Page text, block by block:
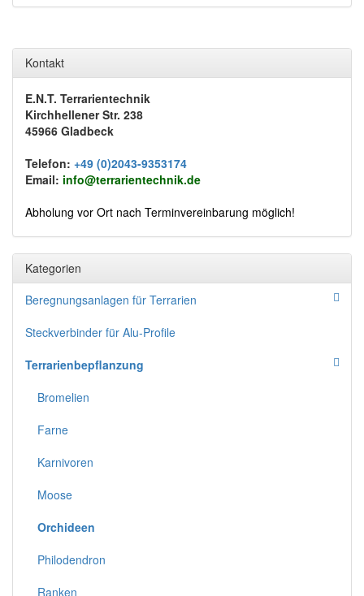
Kontakt
E.N.T. Terrarientechnik
Kirchhellener Str. 238
45966 Gladbeck
Telefon: +49 (0)2043-9353174
Email: info@terrarientechnik.de
Abholung vor Ort nach Terminvereinbarung möglich!
Kategorien
Beregnungsanlagen für Terrarien
Steckverbinder für Alu-Profile
Terrarienbepflanzung
Bromelien
Farne
Karnivoren
Moose
Orchideen
Philodendron
Ranken